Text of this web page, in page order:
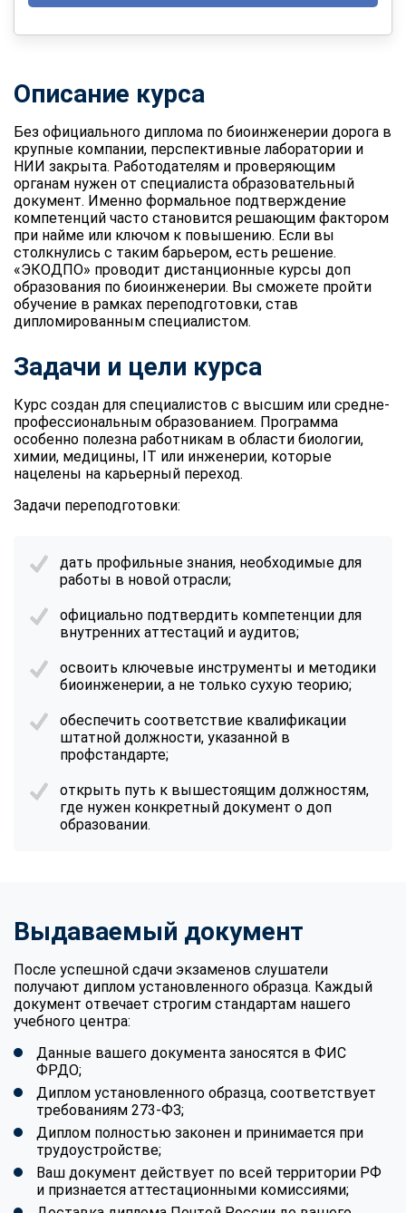
Описание курса
Без официального диплома по биоинженерии дорога в
крупные компании, перспективные лаборатории и
НИИ закрыта. Работодателям и проверяющим
органам нужен от специалиста образовательный
документ. Именно формальное подтверждение
компетенций часто становится решающим фактором
при найме или ключом к повышению. Если вы
столкнулись с таким барьером, есть решение.
«ЭКОДПО» проводит дистанционные курсы доп
образования по биоинженерии. Вы сможете пройти
обучение в рамках переподготовки, став
дипломированным специалистом.
Задачи и цели курса
Курс создан для специалистов с высшим или средне-
профессиональным образованием. Программа
особенно полезна работникам в области биологии,
химии, медицины, IT или инженерии, которые
нацелены на карьерный переход.
Задачи переподготовки:
дать профильные знания, необходимые для
работы в новой отрасли;
официально подтвердить компетенции для
внутренних аттестаций и аудитов;
освоить ключевые инструменты и методики
биоинженерии, а не только сухую теорию;
обеспечить соответствие квалификации
штатной должности, указанной в
профстандарте;
открыть путь к вышестоящим должностям,
где нужен конкретный документ о доп
образовании.
Выдаваемый документ
После успешной сдачи экзаменов слушатели
получают диплом установленного образца. Каждый
документ отвечает строгим стандартам нашего
учебного центра:
Данные вашего документа заносятся в ФИС
ФРДО;
Диплом установленного образца, соответствует
требованиям 273-ФЗ;
Диплом полностью законен и принимается при
трудоустройстве;
Ваш документ действует по всей территории РФ
и признается аттестационными комиссиями;